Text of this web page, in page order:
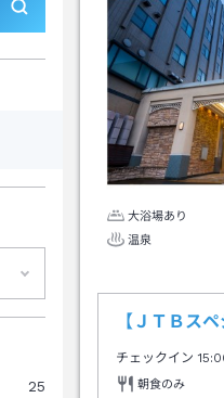
25
大浴場あり
温泉
【ＪＴＢス
チェックイン
朝食のみ